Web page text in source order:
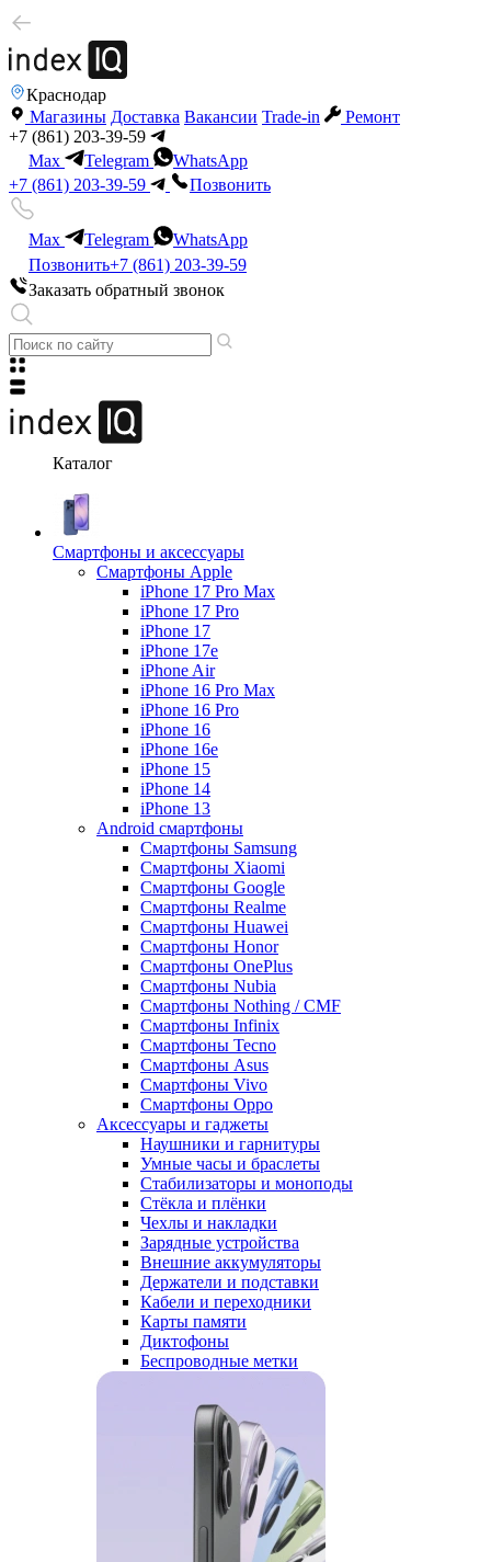
Краснодар
Магазины Доставка Вакансии Trade-in
Ремонт
+7 (861) 203-39-59
Max
Telegram
WhatsApp
+7 (861) 203-39-59
Позвонить
Max Telegram
WhatsApp
Позвонить+7 (861) 203-39-59
Заказать обратный звонок
Каталог
Смартфоны и аксессуары
Смартфоны Apple
iPhone 17 Pro Max
iPhone 17 Pro
iPhone 17
iPhone 17e
iPhone Air
iPhone 16 Pro Max
iPhone 16 Pro
iPhone 16
iPhone 16e
iPhone 15
iPhone 14
iPhone 13
Android cмартфоны
Смартфоны Samsung
Смартфоны Xiaomi
Смартфоны Google
Смартфоны Realme
Смартфоны Huawei
Смартфоны Honor
Смартфоны OnePlus
Смартфоны Nubia
Смартфоны Nothing / CMF
Смартфоны Infinix
Смартфоны Tecno
Смартфоны Asus
Смартфоны Vivo
Смартфоны Oppo
Аксессуары и гаджеты
Наушники и гарнитуры
Умные часы и браслеты
Стабилизаторы и моноподы
Стёкла и плёнки
Чехлы и накладки
Зарядные устройства
Внешние аккумуляторы
Держатели и подставки
Кабели и переходники
Карты памяти
Диктофоны
Беспроводные метки